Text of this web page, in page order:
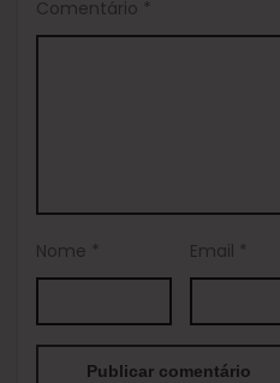
Comentário *
Nome * Email *